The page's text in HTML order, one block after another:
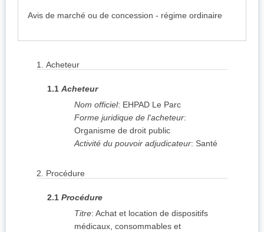
Avis de marché ou de concession - régime ordinaire
1. Acheteur
1.1 Acheteur
Nom officiel: EHPAD Le Parc
Forme juridique de l'acheteur:
Organisme de droit public
Activité du pouvoir adjudicateur: Santé
2. Procédure
2.1 Procédure
Titre: Achat et location de dispositifs
médicaux, consommables et